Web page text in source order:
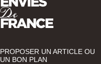
PROPOSER UN ARTICLE OU
UN BON PLAN